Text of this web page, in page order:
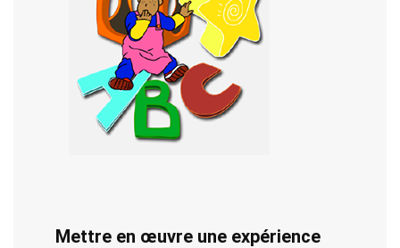
Mettre en œuvre une expérience